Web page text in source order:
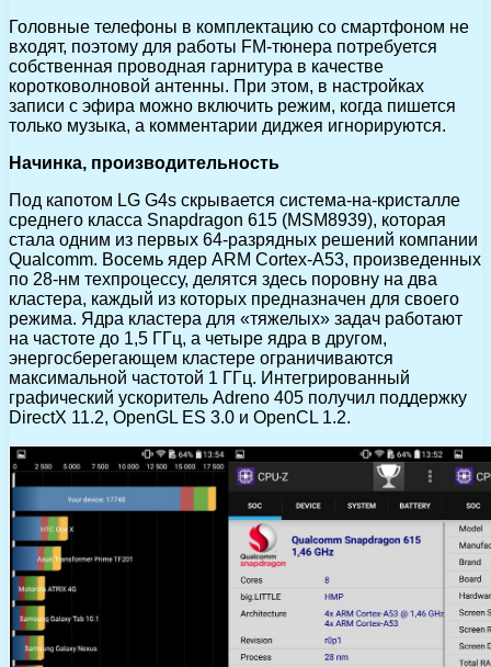
Головные телефоны в комплектацию со смартфоном не
входят, поэтому для работы FM-тюнера потребуется
собственная проводная гарнитура в качестве
коротковолновой антенны. При этом, в настройках
записи с эфира можно включить режим, когда пишется
только музыка, а комментарии диджея игнорируются.
Начинка, производительность
Под капотом LG G4s скрывается система-на-кристалле
среднего класса Snapdragon 615 (MSM8939), которая
стала одним из первых 64-разрядных решений компании
Qualcomm. Восемь ядер ARM Cortex-A53, произведенных
по 28-нм техпроцессу, делятся здесь поровну на два
кластера, каждый из которых предназначен для своего
режима. Ядра кластера для «тяжелых» задач работают
на частоте до 1,5 ГГц, а четыре ядра в другом,
энергосберегающем кластере ограничиваются
максимальной частотой 1 ГГц. Интегрированный
графический ускоритель Adreno 405 получил поддержку
DirectX 11.2, OpenGL ES 3.0 и OpenCL 1.2.